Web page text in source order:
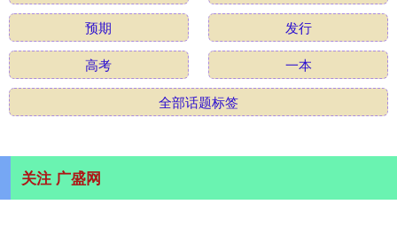
预期
发行
高考
一本
全部话题标签
关注 广盛网